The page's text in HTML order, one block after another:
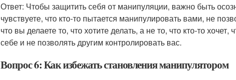
Ответ: Чтобы защитить себя от манипуляции, важно быть
чувствуете, что кто-то пытается манипулировать вами, не
что вы делаете то, что хотите делать, а не то, что кто-то
себе и не позволять другим контролировать вас.
Вопрос 6: Как избежать становления манипулятором